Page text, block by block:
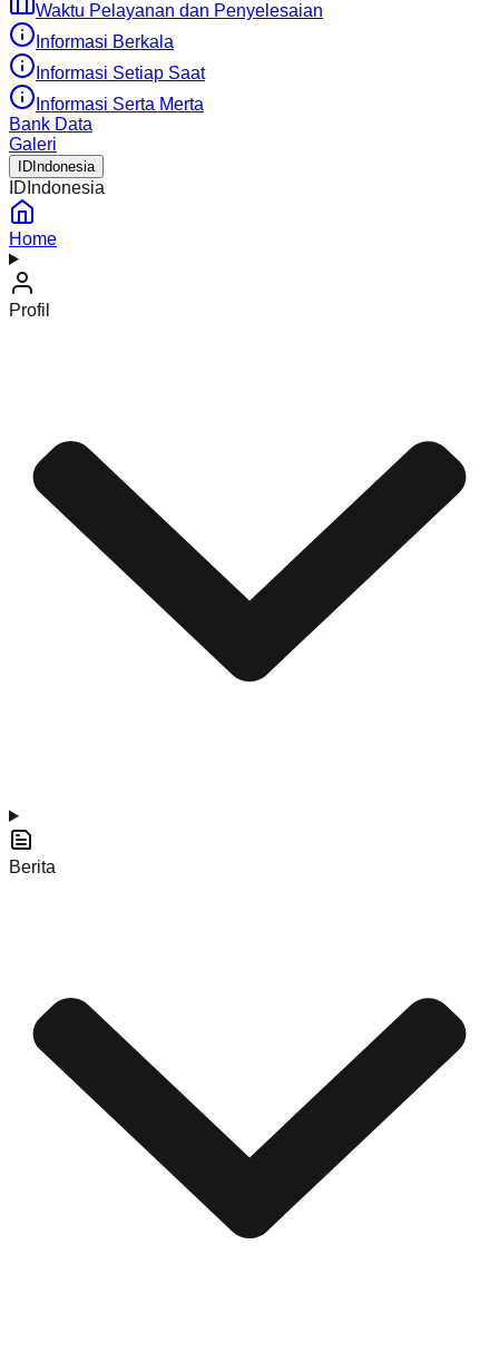
Waktu Pelayanan dan Penyelesaian
Informasi Berkala
Informasi Setiap Saat
Informasi Serta Merta
Bank Data
Galeri
ID Indonesia
ID Indonesia
Home
Profil
Berita